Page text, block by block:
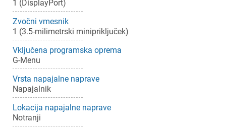
1 (DisplayPort)
Zvočni vmesnik
1 (3.5-milimetrski minipriključek)
Vključena programska oprema
G-Menu
Vrsta napajalne naprave
Napajalnik
Lokacija napajalne naprave
Notranji